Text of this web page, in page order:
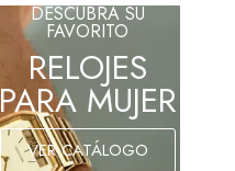
DESCUBRA SU
FAVORITO
RELOJES
PARA MUJER
VER CATÁLOGO